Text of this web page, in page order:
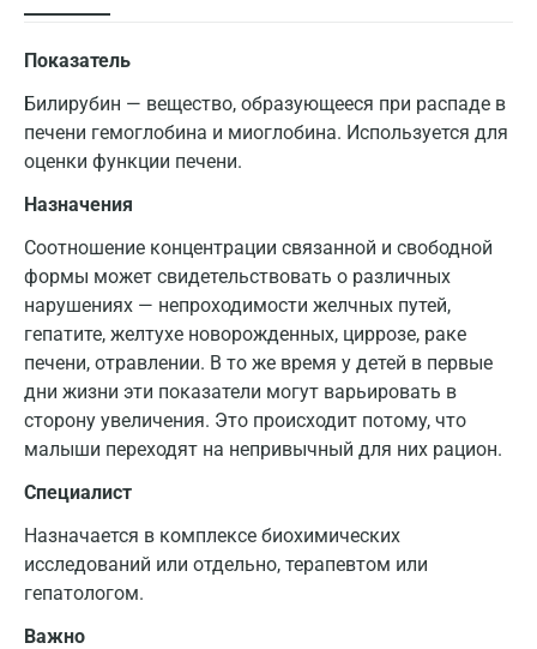
Показатель
Билирубин — вещество, образующееся при распаде в
печени гемоглобина и миоглобина. Используется для
оценки функции печени.
Назначения
Соотношение концентрации связанной и свободной
формы может свидетельствовать о различных
нарушениях — непроходимости желчных путей,
гепатите, желтухе новорожденных, циррозе, раке
печени, отравлении. В то же время у детей в первые
дни жизни эти показатели могут варьировать в
сторону увеличения. Это происходит потому, что
малыши переходят на непривычный для них рацион.
Специалист
Назначается в комплексе биохимических
исследований или отдельно, терапевтом или
гепатологом.
Важно